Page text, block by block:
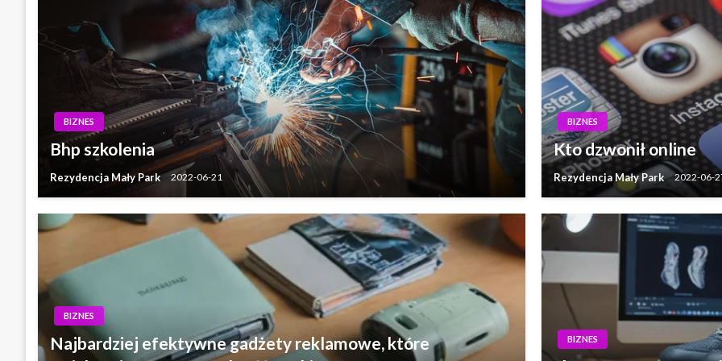
BIZNES
Bhp szkolenia
Rezydencja Mały Park 2022-06-21
BIZNES
Kto dzwonił online
Rezydencja Mały Park 2022-06-
BIZNES
Najbardziej efektywne gadżety reklamowe, które
BIZNES